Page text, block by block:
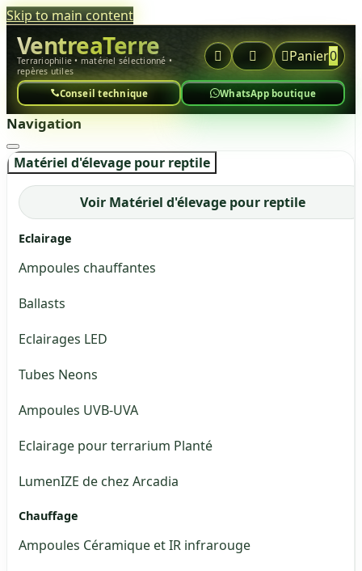
Skip to main content
VentreaTerre
Terrariophilie • matériel sélectionné •
repères utiles
  Panier0
Conseil technique WhatsApp boutique
Navigation
Matériel d'élevage pour reptile
Voir Matériel d'élevage pour reptile
Eclairage
Ampoules chauffantes
Ballasts
Eclairages LED
Tubes Neons
Ampoules UVB-UVA
Eclairage pour terrarium Planté
LumenIZE de chez Arcadia
Chauffage
Ampoules Céramique et IR infrarouge